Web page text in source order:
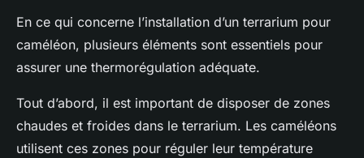
En ce qui concerne l’installation d’un terrarium pour
caméléon, plusieurs éléments sont essentiels pour
assurer une thermorégulation adéquate.
Tout d’abord, il est important de disposer de zones
chaudes et froides dans le terrarium. Les caméléons
utilisent ces zones pour réguler leur température